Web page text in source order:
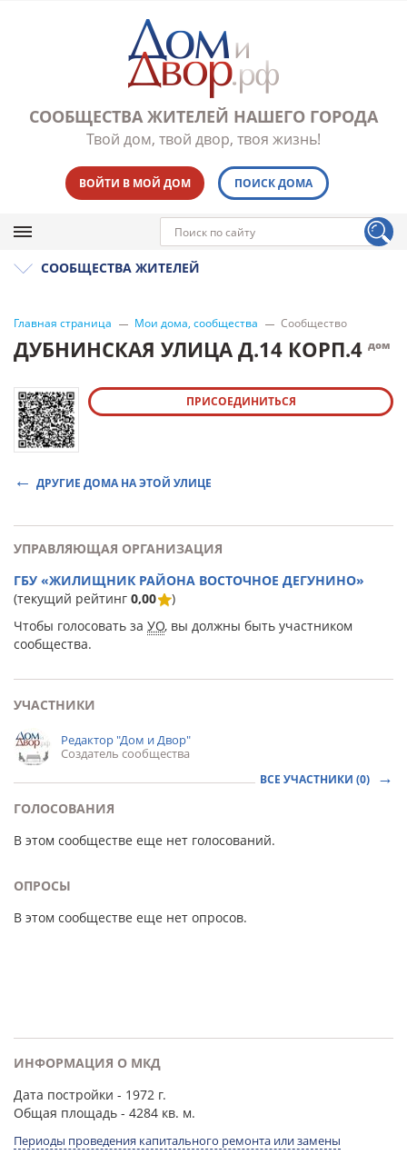
СООБЩЕСТВА ЖИТЕЛЕЙ НАШЕГО ГОРОДА
Твой дом, твой двор, твоя жизнь!
ВОЙТИ В МОЙ ДОМ ПОИСК ДОМА
СООБЩЕСТВА ЖИТЕЛЕЙ
Главная страница Мои дома, сообщества Сообщество
ДУБНИНСКАЯ УЛИЦА Д.14 КОРП.4 дом
ПРИСОЕДИНИТЬСЯ
ДРУГИЕ ДОМА НА ЭТОЙ УЛИЦЕ
УПРАВЛЯЮЩАЯ ОРГАНИЗАЦИЯ
ГБУ «ЖИЛИЩНИК РАЙОНА ВОСТОЧНОЕ ДЕГУНИНО»
(текущий рейтинг 0,00
)
Чтобы голосовать за УО, вы должны быть участником
сообщества.
УЧАСТНИКИ
Редактор "Дом и Двор"
Создатель сообщества
ВСЕ УЧАСТНИКИ (0)
ГОЛОСОВАНИЯ
В этом сообществе еще нет голосований.
ОПРОСЫ
В этом сообществе еще нет опросов.
ИНФОРМАЦИЯ О МКД
Дата постройки - 1972 г.
Общая площадь - 4284 кв. м.
Периоды проведения капитального ремонта или замены